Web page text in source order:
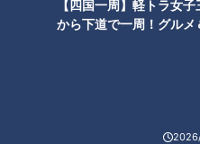
【四国一周】軽トラ女
から下道で一周！グルメ
熱い！実写アニメ『ミュンヘン